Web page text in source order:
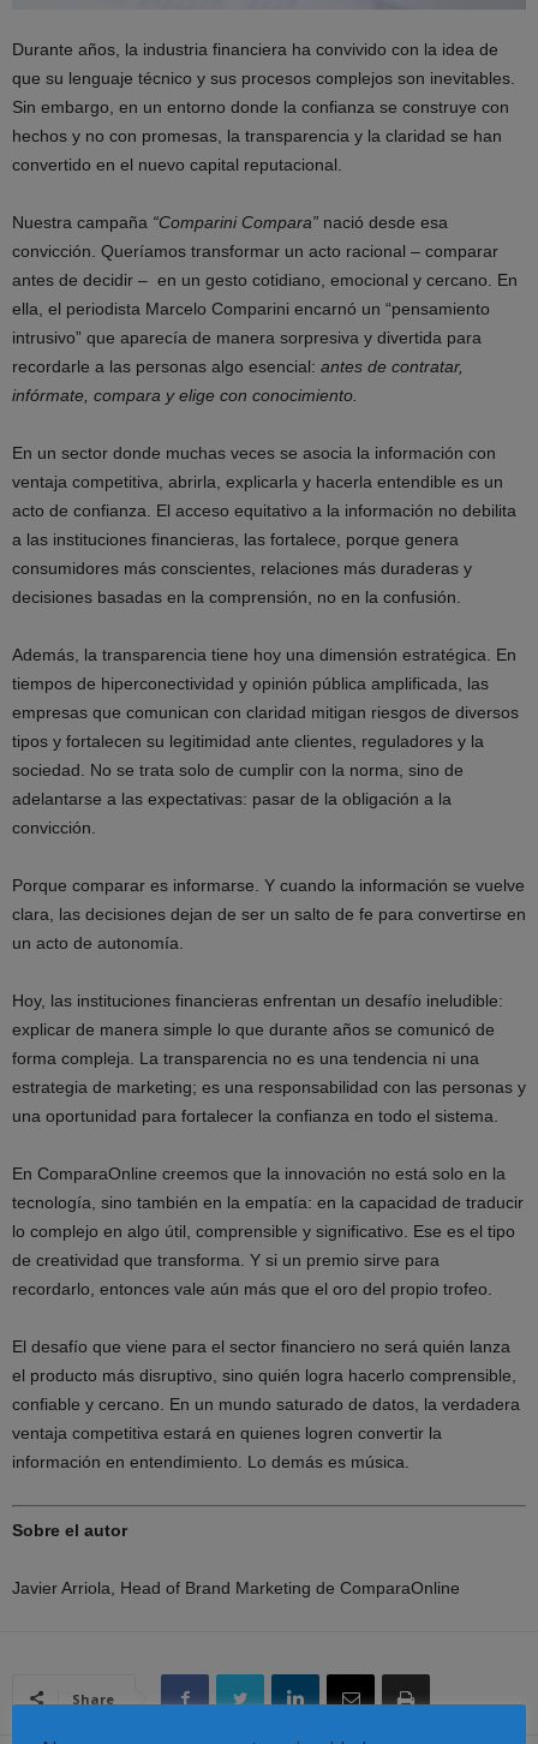
Durante años, la industria financiera ha convivido con la idea de
que su lenguaje técnico y sus procesos complejos son inevitables.
Sin embargo, en un entorno donde la confianza se construye con
hechos y no con promesas, la transparencia y la claridad se han
convertido en el nuevo capital reputacional.
Nuestra campaña “Comparini Compara” nació desde esa
convicción. Queríamos transformar un acto racional – comparar
antes de decidir – en un gesto cotidiano, emocional y cercano. En
ella, el periodista Marcelo Comparini encarnó un “pensamiento
intrusivo” que aparecía de manera sorpresiva y divertida para
recordarle a las personas algo esencial: antes de contratar,
infórmate, compara y elige con conocimiento.
En un sector donde muchas veces se asocia la información con
ventaja competitiva, abrirla, explicarla y hacerla entendible es un
acto de confianza. El acceso equitativo a la información no debilita
a las instituciones financieras, las fortalece, porque genera
consumidores más conscientes, relaciones más duraderas y
decisiones basadas en la comprensión, no en la confusión.
Además, la transparencia tiene hoy una dimensión estratégica. En
tiempos de hiperconectividad y opinión pública amplificada, las
empresas que comunican con claridad mitigan riesgos de diversos
tipos y fortalecen su legitimidad ante clientes, reguladores y la
sociedad. No se trata solo de cumplir con la norma, sino de
adelantarse a las expectativas: pasar de la obligación a la
convicción.
Porque comparar es informarse. Y cuando la información se vuelve
clara, las decisiones dejan de ser un salto de fe para convertirse en
un acto de autonomía.
Hoy, las instituciones financieras enfrentan un desafío ineludible:
explicar de manera simple lo que durante años se comunicó de
forma compleja. La transparencia no es una tendencia ni una
estrategia de marketing; es una responsabilidad con las personas y
una oportunidad para fortalecer la confianza en todo el sistema.
En ComparaOnline creemos que la innovación no está solo en la
tecnología, sino también en la empatía: en la capacidad de traducir
lo complejo en algo útil, comprensible y significativo. Ese es el tipo
de creatividad que transforma. Y si un premio sirve para
recordarlo, entonces vale aún más que el oro del propio trofeo.
El desafío que viene para el sector financiero no será quién lanza
el producto más disruptivo, sino quién logra hacerlo comprensible,
confiable y cercano. En un mundo saturado de datos, la verdadera
ventaja competitiva estará en quienes logren convertir la
información en entendimiento. Lo demás es música.
Sobre el autor
Javier Arriola, Head of Brand Marketing de ComparaOnline
Share